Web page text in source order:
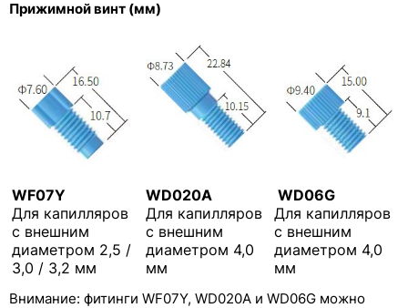
Прижимной винт (мм)
WF07Y
Для капилляров
с внешним
диаметром 2,5 /
3,0 / 3,2 мм
WD020A
Для капилляров
с внешним
диаметром 4,0
мм
WD06G
Для капилляров
с внешним
диаметром 4,0
мм
Внимание: фитинги WF07Y, WD020A и WD06G можно